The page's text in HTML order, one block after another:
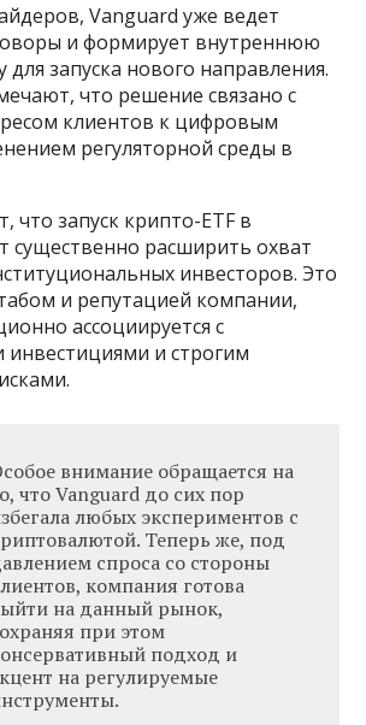
Vanguard уже ведет
и формирует внутреннюю
для запуска нового направления.
что решение связано с
клиентов к цифровым
регуляторной среды в
что запуск крипто-ETF в
существенно расширить охват
инвесторов. Это
и репутацией компании,
ассоциируется с
и строгим
внимание обращается на
что Vanguard до сих пор
любых экспериментов с
Теперь же, под
спроса со стороны
компания готова
на данный рынок,
при этом
подход и
на регулируемые